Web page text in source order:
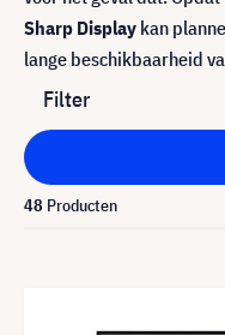
Sharp Display kan
lange beschikbaarheid
Filter
48 Producten